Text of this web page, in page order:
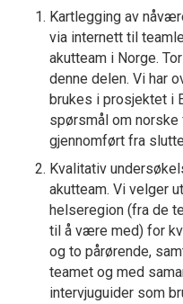
Kartlegging av
via internett til
akutteam i Norge.
denne delen. Vi har
brukes i prosjektet i
spørsmål om
gjennomført fra
Kvalitativ
akutteam. Vi velger
helseregion (fra de
til å være med) for
og to pårørende,
teamet og med
intervjuguider som